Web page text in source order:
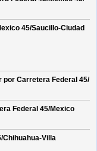
45/Saucillo-Ciudad
por Carretera Federal 45/
Federal 45/Mexico
Chihuahua-Villa